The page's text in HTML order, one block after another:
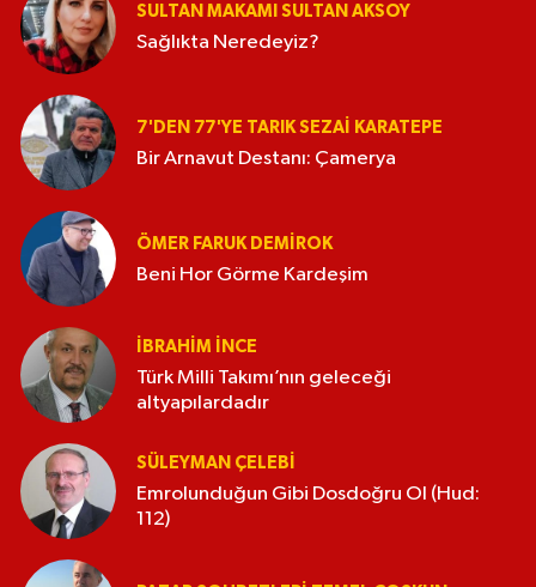
SULTAN MAKAMI SULTAN AKSOY
Sağlıkta Neredeyiz?
7'DEN 77'YE TARIK SEZAI KARATEPE
Bir Arnavut Destanı: Çamerya
ÖMER FARUK DEMIROK
Beni Hor Görme Kardeşim
İBRAHIM İNCE
Türk Milli Takımı’nın geleceği
altyapılardadır
SÜLEYMAN ÇELEBI
Emrolunduğun Gibi Dosdoğru Ol (Hud:
112)